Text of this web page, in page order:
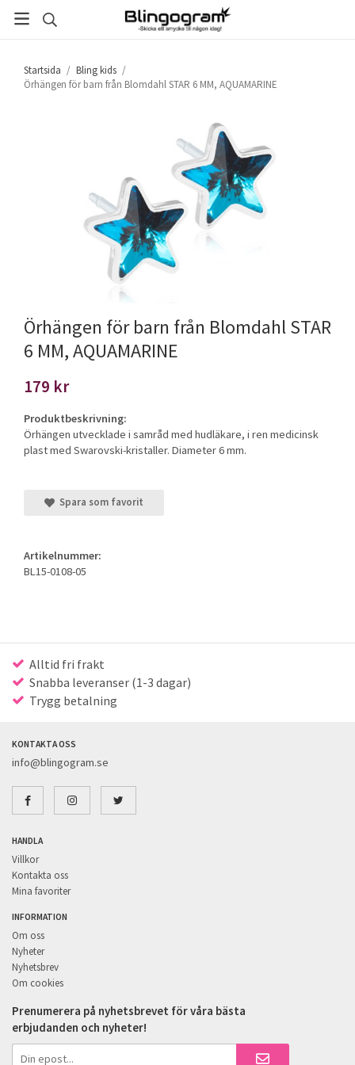
Startsida / Bling kids /
Örhängen för barn från Blomdahl STAR 6 MM, AQUAMARINE
Örhängen för barn från Blomdahl STAR
6 MM, AQUAMARINE
179 kr
Produktbeskrivning:
Örhängen utvecklade i samråd med hudläkare, i ren medicinsk
plast med Swarovski-kristaller. Diameter 6 mm.
Spara som favorit
Artikelnummer:
BL15-0108-05
Alltid fri frakt
Snabba leveranser (1-3 dagar)
Trygg betalning
KONTAKTA OSS
info@blingogram.se
HANDLA
Villkor
Kontakta oss
Mina favoriter
INFORMATION
Om oss
Nyheter
Nyhetsbrev
Om cookies
Prenumerera på nyhetsbrevet för våra bästa
erbjudanden och nyheter!